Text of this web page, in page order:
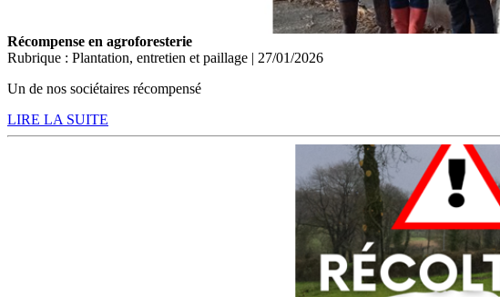
Récompense en agroforesterie
Rubrique : Plantation, entretien et paillage | 27/01/2026
Un de nos sociétaires récompensé
LIRE LA SUITE